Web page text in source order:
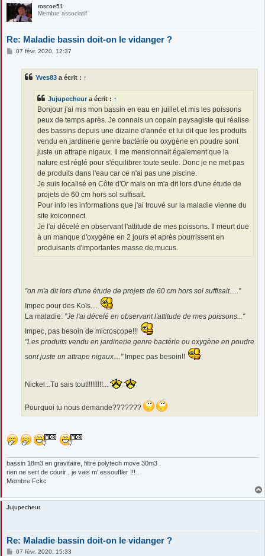
roscoe51
Membre associatif
Re: Maladie bassin doit-on le vidanger ?
M07 févr. 2020, 12:37
Yves83 a écrit : ↑
Jujupecheura écrit : ↑
Bonjour j'ai mis mon bassin en eau en juillet et mis les poissons
peux de temps après. Je connais un copain paysagiste qui réalise
des bassins depuis une dizaine d'année et lui dit que les produits
vendu en jardinerie genre bactérie ou oxygène en poudre sont
juste un attrape nigaux. Il me mensionnait également que la
nature est réglé pour s'équilibrer toute seule. Donc je ne met pas
de produits dans l'eau car ce n'ai pas une piscine.
Je suis localisé en Côte d'Or mais on m'a dit lors d'une étude de
projets de 60 cm hors sol suffisait.
Pour info les informations que j'ai trouvé sur la maladie vienne du
site koiconnect.
Je l'ai décelé en observant l'attitude de mes poissons. Il meurt due
à un manque d'oxygène en 2 jours et après pourrissent en
produisants d'importantes masse de mucus.
"on m'a dit lors d'une étude de projets de 60 cm hors sol suffisait....."
Impec pour des Koïs....
La maladie: "Je l'ai décelé en observant l'attitude de mes poissons..."
Impec, pas besoin de microscope!!!
"Les produits vendu en jardinerie genre bactérie ou oxygène en poudre
sont juste un attrape nigaux...."Impec pas besoin!!
Nickel...Tu sais tout!!!!!!!!!...
Pourquoi tu nous demande???????
bassin 18m3 en gravitaire, filtre polytech move 30m3 .
rien ne sert de courir , je vais m' essouffler !!! .
Membre Fckc
Jujupecheur
Re: Maladie bassin doit-on le vidanger ?
M07 févr. 2020, 15:33